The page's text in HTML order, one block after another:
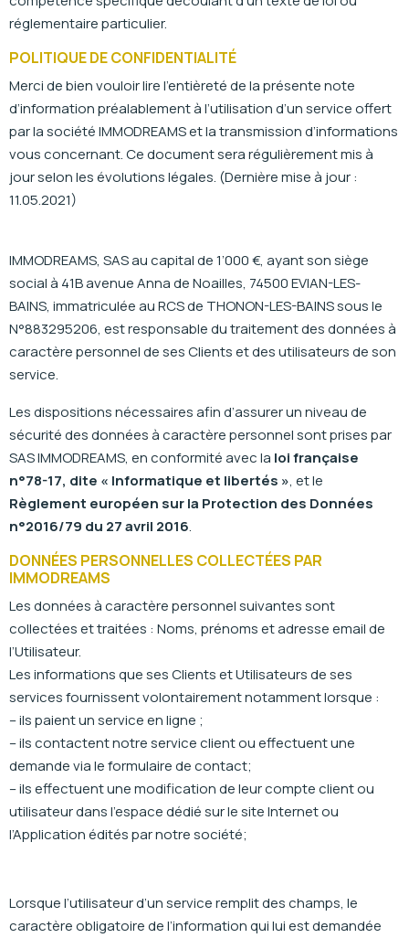
réglementaire particulier.
POLITIQUE DE CONFIDENTIALITÉ
Merci de bien vouloir lire l’entièreté de la présente note
d’information préalablement à l’utilisation d’un service offert
par la société IMMODREAMS et la transmission d’informations
vous concernant. Ce document sera régulièrement mis à
jour selon les évolutions légales. (Dernière mise à jour :
11.05.2021)
IMMODREAMS, SAS au capital de 1’000 €, ayant son siège
social à 41B avenue Anna de Noailles, 74500 EVIAN-LES-
BAINS, immatriculée au RCS de THONON-LES-BAINS sous le
N°883295206, est responsable du traitement des données à
caractère personnel de ses Clients et des utilisateurs de son
service.
Les dispositions nécessaires afin d’assurer un niveau de
sécurité des données à caractère personnel sont prises par
SAS IMMODREAMS, en conformité avec la loi française
n°78-17, dite « Informatique et libertés », et le
Règlement européen sur la Protection des Données
n°2016/79 du 27 avril 2016.
DONNÉES PERSONNELLES COLLECTÉES PAR
IMMODREAMS
Les données à caractère personnel suivantes sont
collectées et traitées : Noms, prénoms et adresse email de
l’Utilisateur.
Les informations que ses Clients et Utilisateurs de ses
services fournissent volontairement notamment lorsque :
– ils paient un service en ligne ;
– ils contactent notre service client ou effectuent une
demande via le formulaire de contact;
– ils effectuent une modification de leur compte client ou
utilisateur dans l’espace dédié sur le site Internet ou
l’Application édités par notre société;
Lorsque l’utilisateur d’un service remplit des champs, le
caractère obligatoire de l’information qui lui est demandée